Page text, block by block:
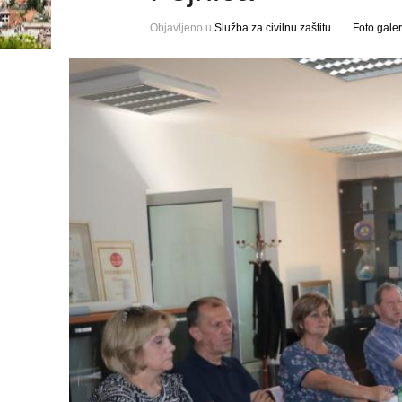
Objavljeno u Služba za civilnu zaštitu Foto